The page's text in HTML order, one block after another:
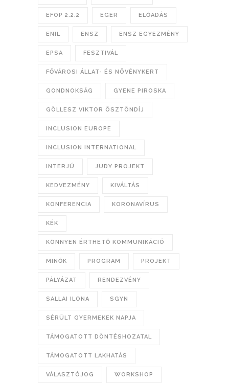
EFOP 2.2.2 EGER ELŐADÁS
ENIL ENSZ ENSZ EGYEZMÉNY
EPSA FESZTIVÁL
FŐVÁROSI ÁLLAT- ÉS NÖVÉNYKERT
GONDNOKSÁG GYENE PIROSKA
GÖLLESZ VIKTOR ÖSZTÖNDÍJ
INCLUSION EUROPE
INCLUSION INTERNATIONAL
INTERJÚ JUDY PROJEKT
KEDVEZMÉNY KIVÁLTÁS
KONFERENCIA KORONAVÍRUS
KÉK
KÖNNYEN ÉRTHETŐ KOMMUNIKÁCIÓ
MINŐK PROGRAM PROJEKT
PÁLYÁZAT RENDEZVÉNY
SALLAI ILONA SGYN
SÉRÜLT GYERMEKEK NAPJA
TÁMOGATOTT DÖNTÉSHOZATAL
TÁMOGATOTT LAKHATÁS
VÁLASZTÓJOG WORKSHOP